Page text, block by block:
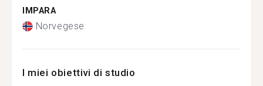
IMPARA
Norvegese
I miei obiettivi di studio